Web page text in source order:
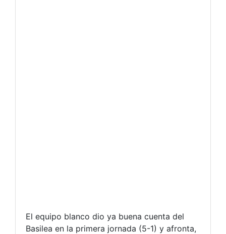
El equipo blanco dio ya buena cuenta del
Basilea en la primera jornada (5-1) y afronta,